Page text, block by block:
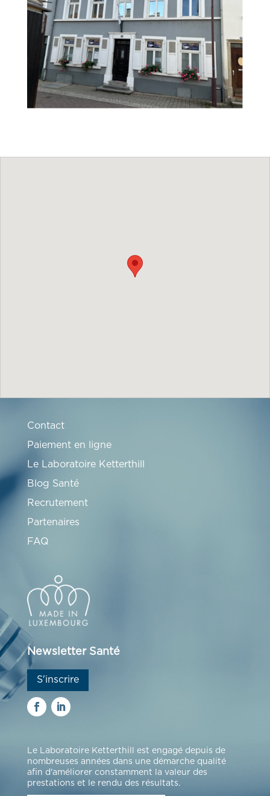
Contact
Paiement en ligne
Le Laboratoire Ketterthill
Blog Santé
Recrutement
Partenaires
FAQ
Newsletter Santé
S'inscrire
Le Laboratoire Ketterthill est engagé depuis de
nombreuses années dans une démarche qualité
afin d'améliorer constamment la valeur des
prestations et le rendu des résultats.